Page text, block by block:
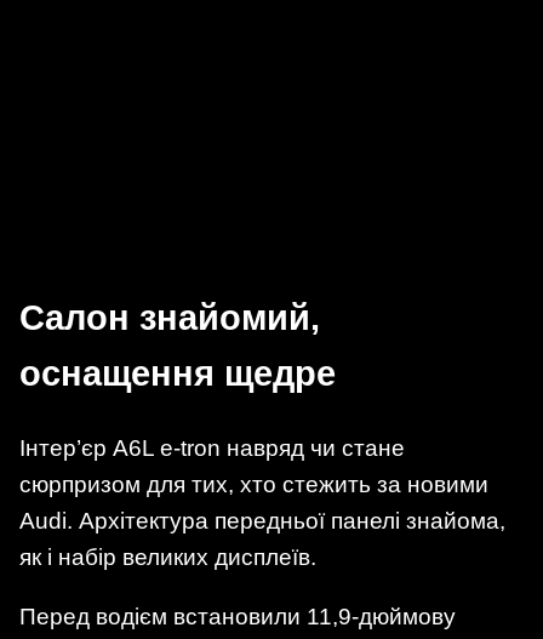
Салон знайомий,
оснащення щедре
Інтер’єр A6L e-tron навряд чи стане
сюрпризом для тих, хто стежить за новими
Audi. Архітектура передньої панелі знайома,
як і набір великих дисплеїв.
Перед водієм встановили 11,9-дюймову